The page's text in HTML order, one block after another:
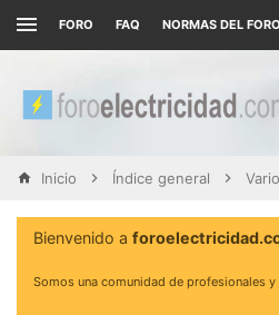
FORO FAQ NORMAS DEL FORO
Inicio Índice general
Bienvenido a
Somos una comunidad de profesionales